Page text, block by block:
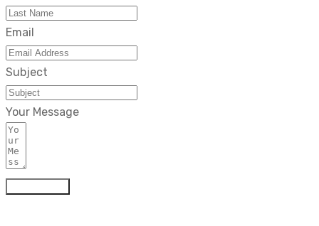
Email
Subject
Your Message